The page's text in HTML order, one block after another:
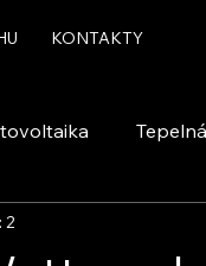
KONTAKTY
automatizace
2